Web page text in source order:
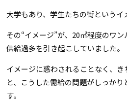
大学もあり、学生たちの街というイ
その“イメージ”が、20㎡程度のワ
供給過多を引き起こしていました。
イメージに惑わされることなく、き
と、こうした需給の問題がしっか
す。